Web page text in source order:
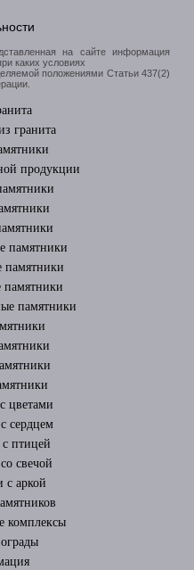
на сайте информация
каких условиях
положениями Статьи 437(2)
гранита
продукции
памятники
памятники
памятники
памятники
цветами
сердцем
птицей
свечой
с аркой
комплексы